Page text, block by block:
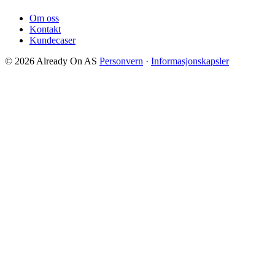
Om oss
Kontakt
Kundecaser
© 2026 Already On AS Personvern · Informasjonskapsler